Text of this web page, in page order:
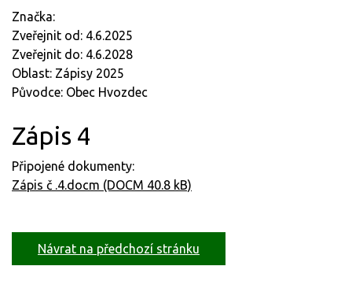
Značka:
Zveřejnit od: 4.6.2025
Zveřejnit do: 4.6.2028
Oblast: Zápisy 2025
Původce: Obec Hvozdec
Zápis 4
Připojené dokumenty:
Zápis č .4.docm (DOCM 40.8 kB)
Návrat na předchozí stránku